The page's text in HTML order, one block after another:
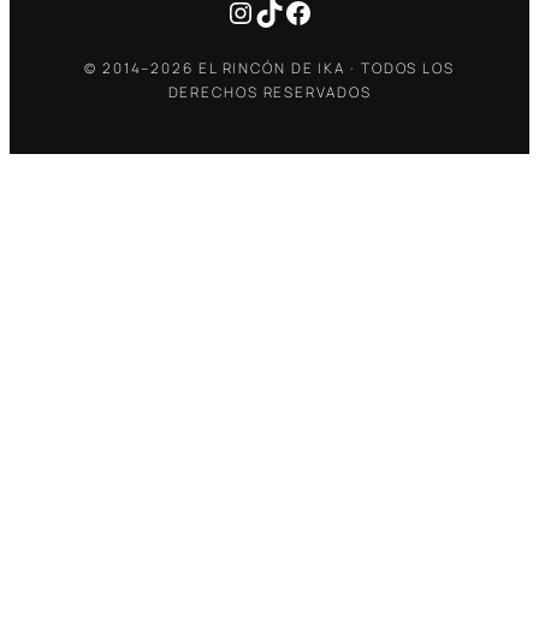
Instagram
TikTokFacebook
© 2014–2026 EL RINCÓN DE IKA · TODOS LOS
DERECHOS RESERVADOS